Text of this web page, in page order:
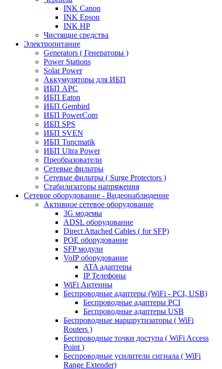
INK Canon
INK Epson
INK HP
Чистящие средства
Электропитание
Generators ( Генераторы )
Power Stations
Solar Power
Аккумуляторы для ИБП
ИБП APC
ИБП Eaton
ИБП Gembird
ИБП PowerCom
ИБП SPS
ИБП SVEN
ИБП Tuncmatik
ИБП Ultra Power
Преобразователи
Сетевые фильтры
Сетевые фильтры ( Surge Protectors )
Стабилизаторы напряжения
Сетевое оборудование - Видеонаблюдение
Активное сетевое оборудование
3G модемы
ADSL оборудование
Direct Attached Cables ( for SFP)
POE оборудование
SFP модули
VoIP оборудование
ATA адаптеры
IP Телефоны
WiFi Антенны
Беспроводные адаптеры (WiFi - PCI, USB)
Беспроводные адаптеры PCI
Беспроводные адаптеры USB
Беспроводные маршрутизаторы ( WiFi
Routers )
Беспроводные точки доступа ( WiFi Access
Point )
Беспроводные усилители сигнала ( WiFi
Range Extender)